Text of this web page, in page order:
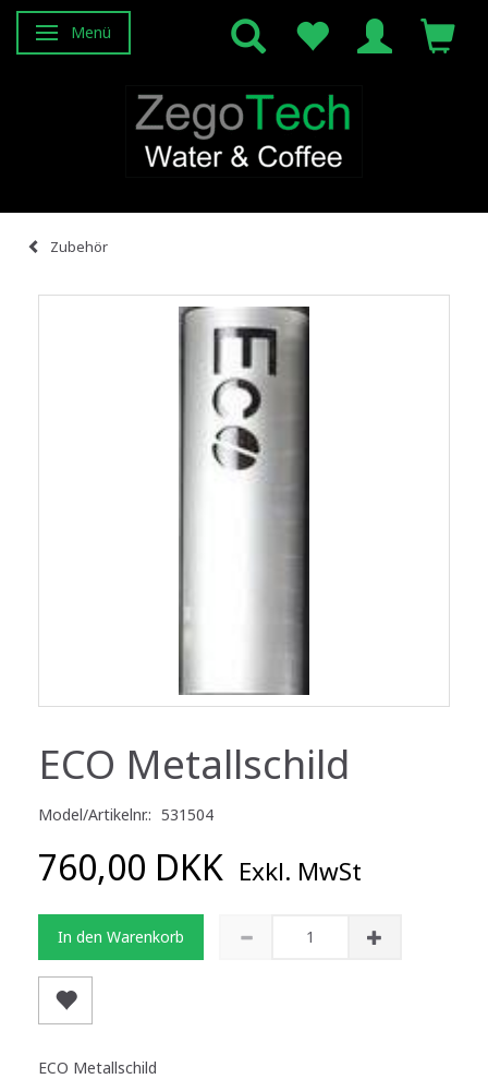
Anzeige ändern
Menü
Zubehör
ECO Metallschild
Model/Artikelnr.: 531504
760,00 DKK Exkl. MwSt
In den Warenkorb
ECO Metallschild